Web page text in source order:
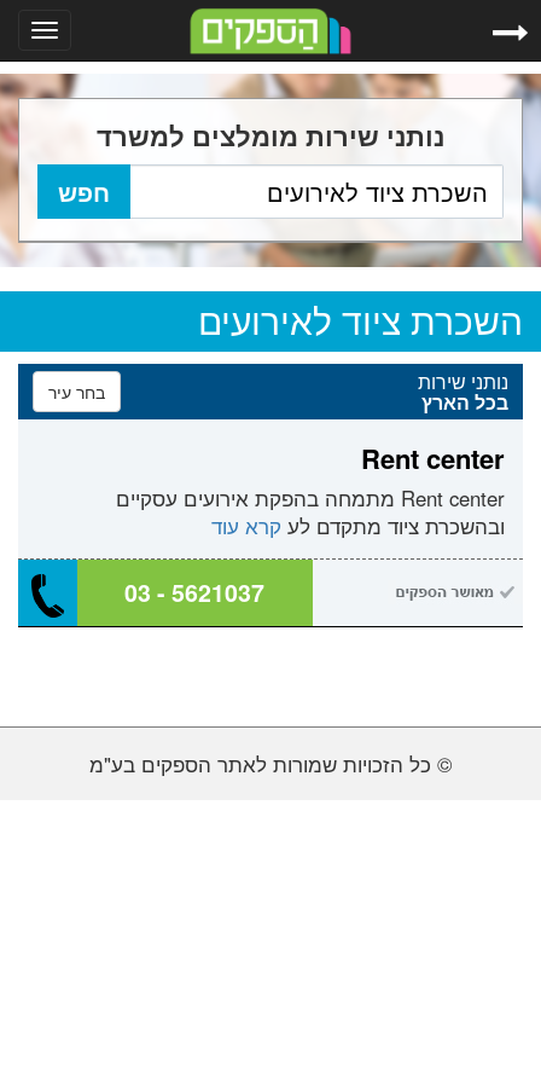
נותני שירות מומלצים למשרד
השכרת ציוד לאירועים
נותני שירות בחר עיר בכל הארץ
Rent center
Rent center מתמחה בהפקת אירועים עסקיים
ובהשכרת ציוד מתקדם לע קרא עוד
03 - 5621037
© כל הזכויות שמורות לאתר הספקים בע"מ